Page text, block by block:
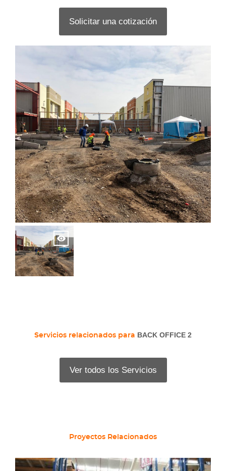
Solicitar una cotización
Servicios relacionados para BACK OFFICE 2
Ver todos los Servicios
Proyectos Relacionados